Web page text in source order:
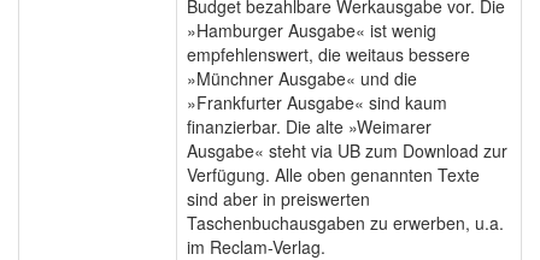
Budget bezahlbare Werkausgabe vor. Die
»Hamburger Ausgabe« ist wenig
empfehlenswert, die weitaus bessere
»Münchner Ausgabe« und die
»Frankfurter Ausgabe« sind kaum
finanzierbar. Die alte »Weimarer
Ausgabe« steht via UB zum Download zur
Verfügung. Alle oben genannten Texte
sind aber in preiswerten
Taschenbuchausgaben zu erwerben, u.a.
im Reclam-Verlag.